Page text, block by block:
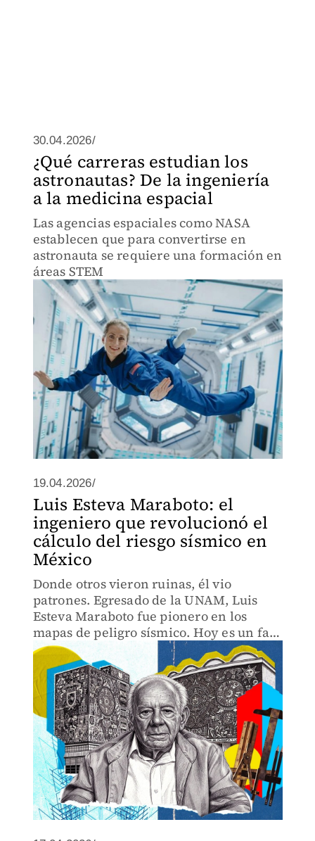
30.04.2026/
¿Qué carreras estudian los
astronautas? De la ingeniería
a la medicina espacial
Las agencias espaciales como NASA
establecen que para convertirse en
astronauta se requiere una formación en
áreas STEM
19.04.2026/
Luis Esteva Maraboto: el
ingeniero que revolucionó el
cálculo del riesgo sísmico en
México
Donde otros vieron ruinas, él vio
patrones. Egresado de la UNAM, Luis
Esteva Maraboto fue pionero en los
mapas de peligro sísmico. Hoy es un faro
de la ingeniería en México.